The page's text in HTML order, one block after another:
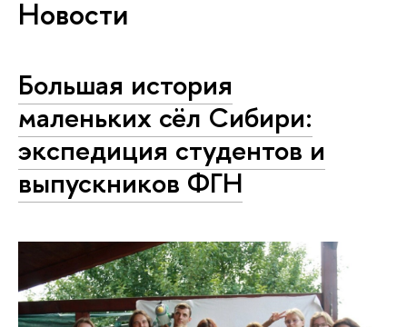
Новости
Большая история
маленьких сёл Сибири:
экспедиция студентов и
выпускников ФГН